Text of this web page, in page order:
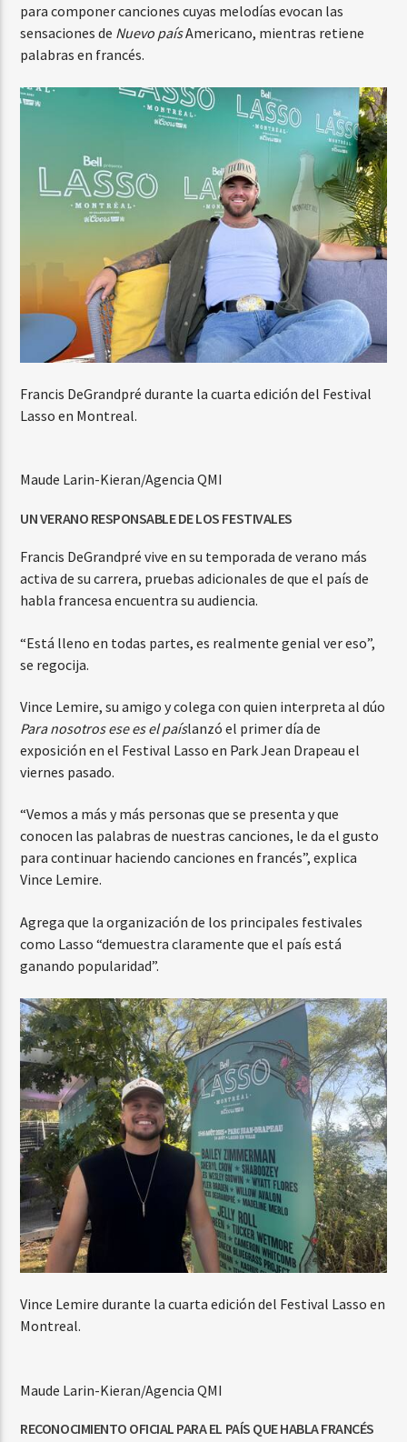
para componer canciones cuyas melodías evocan las
sensaciones de Nuevo paísAmericano, mientras retiene
palabras en francés.
Francis DeGrandpré durante la cuarta edición del Festival
Lasso en Montreal.
Maude Larin-Kieran/Agencia QMI
UN VERANO RESPONSABLE DE LOS FESTIVALES
Francis DeGrandpré vive en su temporada de verano más
activa de su carrera, pruebas adicionales de que el país de
habla francesa encuentra su audiencia.
“Está lleno en todas partes, es realmente genial ver eso”,
se regocija.
Vince Lemire, su amigo y colega con quien interpreta al dúo
Para nosotros ese es el paíslanzó el primer día de
exposición en el Festival Lasso en Park Jean Drapeau el
viernes pasado.
“Vemos a más y más personas que se presenta y que
conocen las palabras de nuestras canciones, le da el gusto
para continuar haciendo canciones en francés”, explica
Vince Lemire.
Agrega que la organización de los principales festivales
como Lasso “demuestra claramente que el país está
ganando popularidad”.
Vince Lemire durante la cuarta edición del Festival Lasso en
Montreal.
Maude Larin-Kieran/Agencia QMI
RECONOCIMIENTO OFICIAL PARA EL PAÍS QUE HABLA FRANCÉS